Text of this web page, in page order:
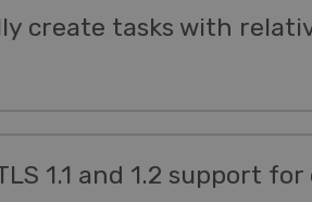
create tasks with
1.1 and 1.2 support